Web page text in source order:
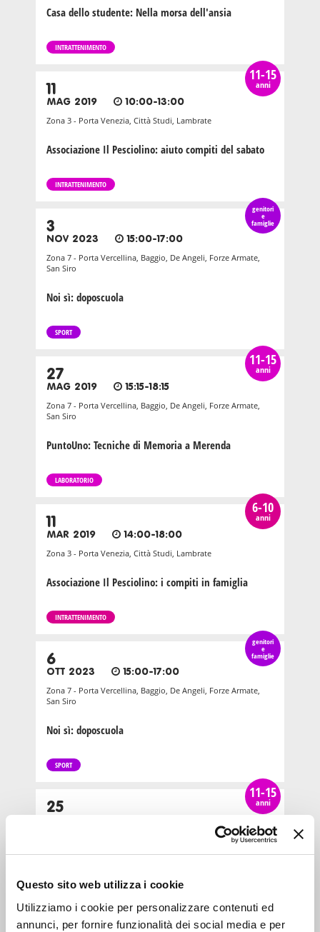
Questo sito web utilizza i cookie
Utilizziamo i cookie per personalizzare contenuti ed
annunci, per fornire funzionalità dei social media e per
Casa dello studente: Nella morsa dell'ansia
INTRATTENIMENTO
11-15
anni
11
MAG 2019 10:00-13:00
Zona 3 - Porta Venezia, Città Studi, Lambrate
Associazione Il Pesciolino: aiuto compiti del sabato
INTRATTENIMENTO
genitori
e
famiglie
3
NOV 2023 15:00-17:00
Zona 7 - Porta Vercellina, Baggio, De Angeli, Forze Armate,
San Siro
Noi sì: doposcuola
SPORT
11-15
anni
27
MAG 2019 15:15-18:15
Zona 7 - Porta Vercellina, Baggio, De Angeli, Forze Armate,
San Siro
PuntoUno: Tecniche di Memoria a Merenda
LABORATORIO
6-10
anni
11
MAR 2019 14:00-18:00
Zona 3 - Porta Venezia, Città Studi, Lambrate
Associazione Il Pesciolino: i compiti in famiglia
INTRATTENIMENTO
genitori
e
famiglie
6
OTT 2023 15:00-17:00
Zona 7 - Porta Vercellina, Baggio, De Angeli, Forze Armate,
San Siro
Noi sì: doposcuola
SPORT
11-15
anni
25
INTRATTENIMENTO
genitori